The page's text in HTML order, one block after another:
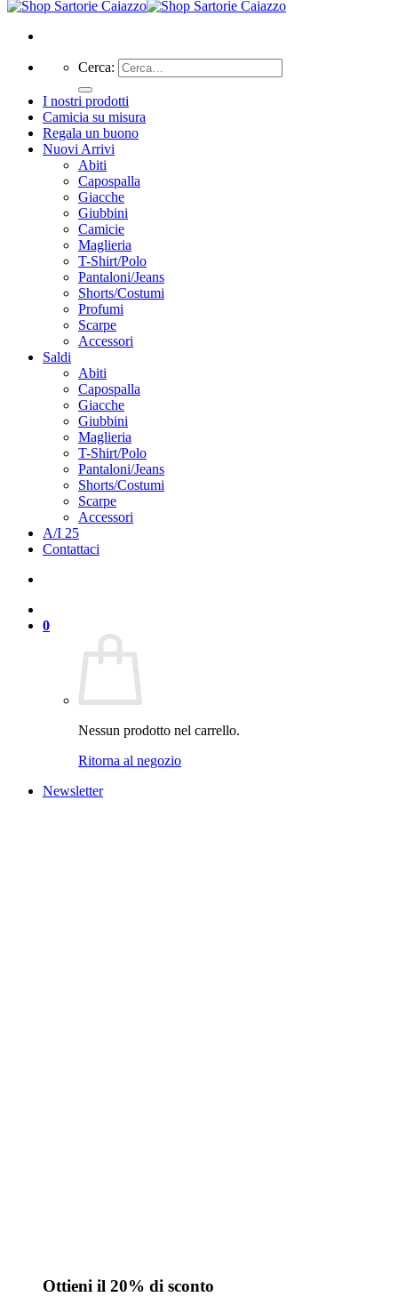
Cerca:
I nostri prodotti
Camicia su misura
Regala un buono
Nuovi Arrivi
Abiti
Capospalla
Giacche
Giubbini
Camicie
Maglieria
T-Shirt/Polo
Pantaloni/Jeans
Shorts/Costumi
Profumi
Scarpe
Accessori
Saldi
Abiti
Capospalla
Giacche
Giubbini
Maglieria
T-Shirt/Polo
Pantaloni/Jeans
Shorts/Costumi
Scarpe
Accessori
A/I 25
Contattaci
0
Nessun prodotto nel carrello.
Ritorna al negozio
Newsletter
Ottieni il 20% di sconto